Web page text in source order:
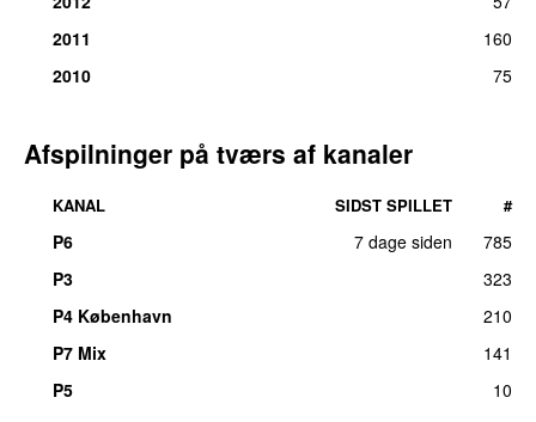
2011
160
2010
75
Afspilninger på tværs af kanaler
KANAL SIDST SPILLET #
P6 7 dage siden
785
P3
323
P4 København
210
P7 Mix
141
P5
10